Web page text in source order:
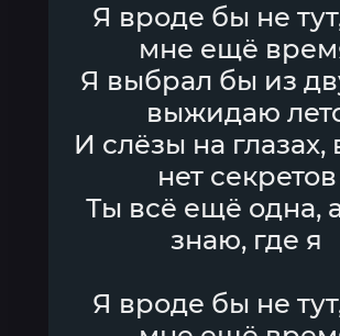
Я вроде бы не
мне ещё
Я выбрал бы из
выжидаю
И слёзы на глазах,
нет секретов
Ты всё ещё одна,
знаю, где я
Я вроде бы не